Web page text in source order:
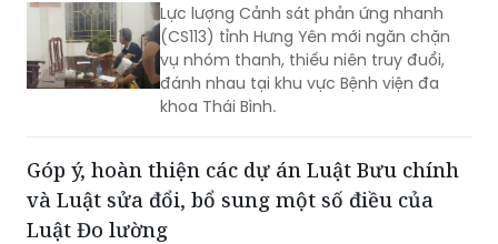
đánh giá chất lượng hoạt động của
mỗi đơn vị.
Lực lượng Cảnh sát phản ứng nhanh
(CS113) tỉnh Hưng Yên mới ngăn chặn
vụ nhóm thanh, thiếu niên truy đuổi,
đánh nhau tại khu vực Bệnh viện đa
khoa Thái Bình.
Góp ý, hoàn thiện các dự án Luật Bưu chính
và Luật sửa đổi, bổ sung một số điều của
Luật Đo lường